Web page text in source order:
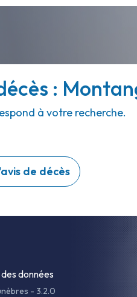
:
à votre recherche.
de décès
données
- 3.2.0